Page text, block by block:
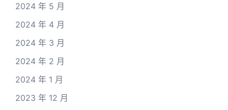
2024 年 5 月
2024 年 4 月
2024 年 3 月
2024 年 2 月
2024 年 1 月
2023 年 12 月